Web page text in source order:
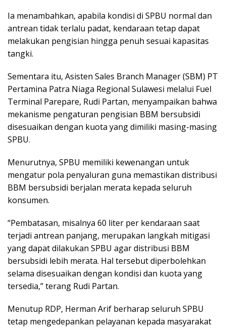
Ia menambahkan, apabila kondisi di SPBU normal dan
antrean tidak terlalu padat, kendaraan tetap dapat
melakukan pengisian hingga penuh sesuai kapasitas
tangki.
Sementara itu, Asisten Sales Branch Manager (SBM) PT
Pertamina Patra Niaga Regional Sulawesi melalui Fuel
Terminal Parepare, Rudi Partan, menyampaikan bahwa
mekanisme pengaturan pengisian BBM bersubsidi
disesuaikan dengan kuota yang dimiliki masing-masing
SPBU.
Menurutnya, SPBU memiliki kewenangan untuk
mengatur pola penyaluran guna memastikan distribusi
BBM bersubsidi berjalan merata kepada seluruh
konsumen.
“Pembatasan, misalnya 60 liter per kendaraan saat
terjadi antrean panjang, merupakan langkah mitigasi
yang dapat dilakukan SPBU agar distribusi BBM
bersubsidi lebih merata. Hal tersebut diperbolehkan
selama disesuaikan dengan kondisi dan kuota yang
tersedia,” terang Rudi Partan.
Menutup RDP, Herman Arif berharap seluruh SPBU
tetap mengedepankan pelayanan kepada masyarakat